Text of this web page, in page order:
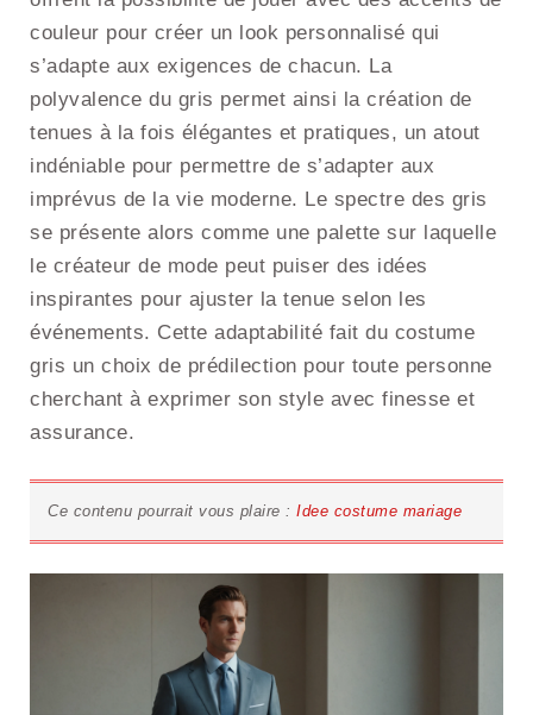
couleur pour créer un look personnalisé qui
s’adapte aux exigences de chacun. La
polyvalence du gris permet ainsi la création de
tenues à la fois élégantes et pratiques, un atout
indéniable pour permettre de s’adapter aux
imprévus de la vie moderne. Le spectre des gris
se présente alors comme une palette sur laquelle
le créateur de mode peut puiser des idées
inspirantes pour ajuster la tenue selon les
événements. Cette adaptabilité fait du costume
gris un choix de prédilection pour toute personne
cherchant à exprimer son style avec finesse et
assurance.
Ce contenu pourrait vous plaire : Idee costume mariage